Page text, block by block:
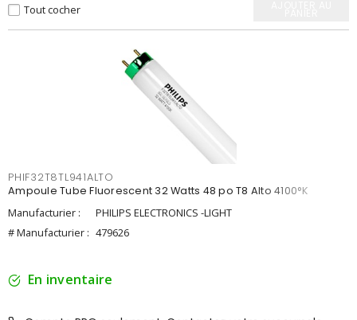
Tout cocher
PHIF32T8TL941ALTO
Ampoule Tube Fluorescent 32 Watts 48 po T8 Alto 4100°K
Manufacturier :
PHILIPS ELECTRONICS -LIGHT
# Manufacturier : 479626
En inventaire